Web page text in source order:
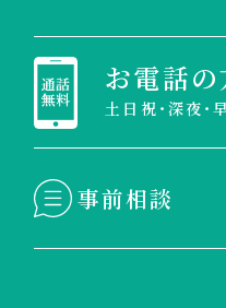
お電話
土日祝・深夜
事前相談